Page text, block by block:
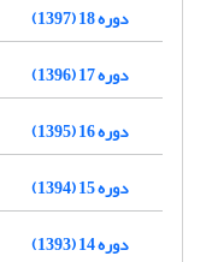
دوره 18 (1397)
دوره 17 (1396)
دوره 16 (1395)
دوره 15 (1394)
دوره 14 (1393)